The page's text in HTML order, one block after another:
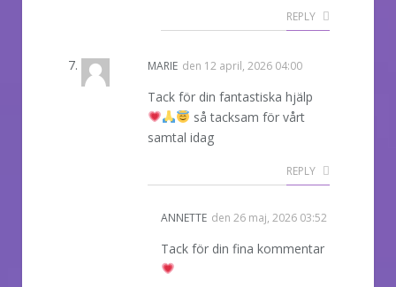
REPLY
MARIE den 12 april, 2026 04:00
Tack för din fantastiska hjälp
så tacksam för vårt
samtal idag
REPLY
ANNETTE den 26 maj, 2026 03:52
Tack för din fina kommentar